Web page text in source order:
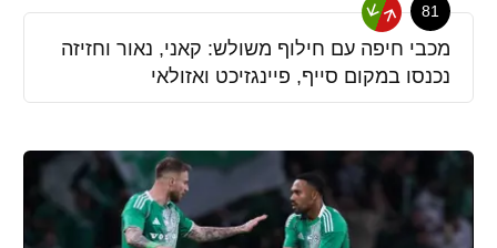
81
מכבי חיפה עם חילוף משולש: קאני, נאור וחזיזה
נכנסו במקום סייף, פיינגזיכט ואזולאי